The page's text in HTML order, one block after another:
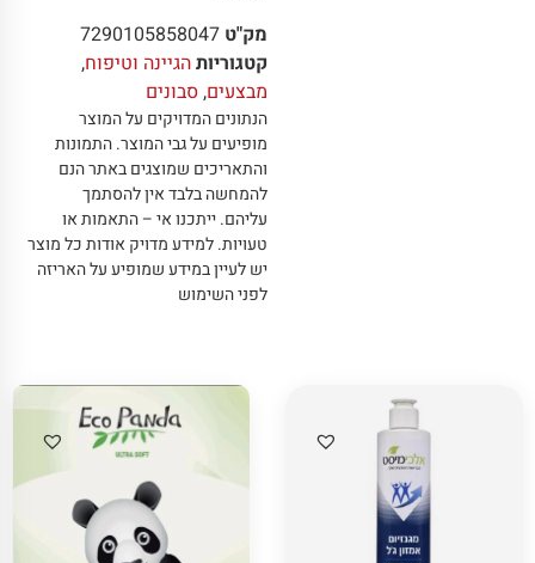
מק"ט 7290105858047
קטגוריותהגיינה וטיפוח,
מבצעים,סבונים
הנתונים המדויקים על המוצר
מופיעים על גבי המוצר.התמונות
והתאריכים שמוצגים באתר הנם
להמחשה בלבד אין להסתמך
עליהם.ייתכנו אי – התאמות או
טעויות.למידע מדויק אודות כל מוצר
יש לעיין במידע שמופיע על האריזה
לפני השימוש